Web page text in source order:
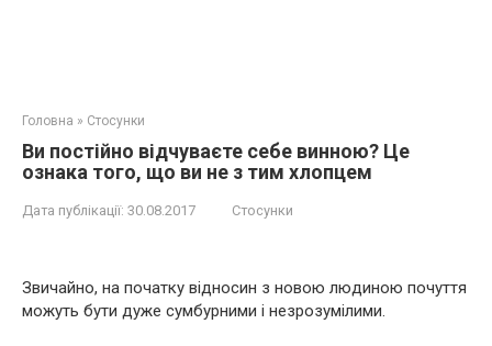
Головна » Стосунки
Ви постійно відчуваєте себе винною? Це
ознака того, що ви не з тим хлопцем
Дата публікації: 30.08.2017 Стосунки
Звичайно, на початку відносин з новою людиною почуття
можуть бути дуже сумбурними і незрозумілими.